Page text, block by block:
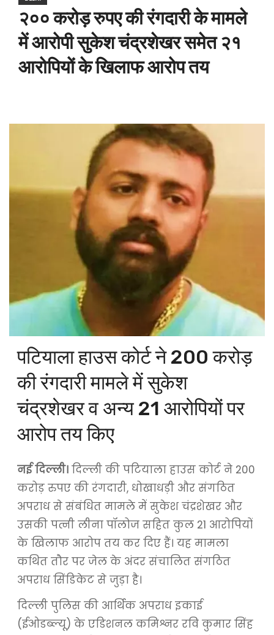
२०० करोड़ रुपए की रंगदारी के मामले
में आरोपी सुकेश चंद्रशेखर समेत २१
आरोपियों के खिलाफ आरोप तय
पटियाला हाउस कोर्ट ने 200 करोड़
की रंगदारी मामले में सुकेश
चंद्रशेखर व अन्य 21 आरोपियों पर
आरोप तय किए
नई दिल्ली।दिल्ली की पटियाला हाउस कोर्ट ने 200
करोड़ रुपए की रंगदारी, धोखाधड़ी और संगठित
अपराध से संबंधित मामले में सुकेश चंद्रशेखर और
उसकी पत्नी लीना पॉलोज सहित कुल 21 आरोपियों
के खिलाफ आरोप तय कर दिए हैं। यह मामला
कथित तौर पर जेल के अंदर संचालित संगठित
अपराध सिंडिकेट से जुड़ा है।
दिल्ली पुलिस की आर्थिक अपराध इकाई
(ईओडब्ल्यू) के एडिशनल कमिश्नर रवि कुमार सिंह